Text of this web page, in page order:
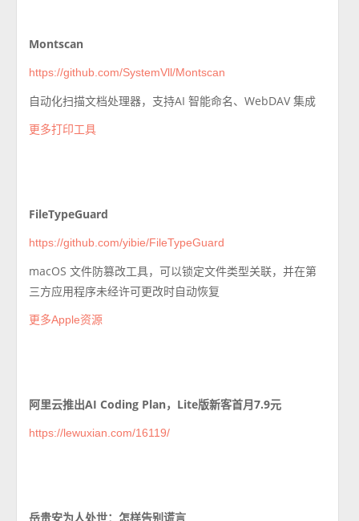
Montscan
https://github.com/SystemVll/Montscan
自动化扫描文档处理器，支持AI 智能命名、WebDAV 集成
更多打印工具
FileTypeGuard
https://github.com/yibie/FileTypeGuard
macOS 文件防篡改工具，可以锁定文件类型关联，并在第
三方应用程序未经许可更改时自动恢复
更多Apple资源
阿里云推出AI Coding Plan，Lite版新客首月7.9元
https://lewuxian.com/16119/
岳贵安为人处世：怎样告别谎言